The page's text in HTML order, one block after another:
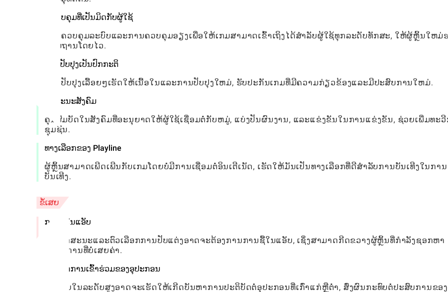
ຜູ້ຄວບຄຸມທີ່ເປັນມິດກັບຜູ້ໃຊ້
ການຄວບຄຸມລະບົບແລະການຄວບຄຸມອຽງເພື່ອໃຫ້ເກມສາມາດເຂົ້າເຖິງໄດ້ສໍາລັບຜູ້ໃຊ້ທຸກລະດັບທັກສະ, ໃຫ້ຜູ້ຫຼິ້ນໃຫມ່
ຮູ້ພື້ນຖານໂດຍໄວ.
ການປັບປຸງເປັນປົກກະຕິ
ການປັບປຸງເລື້ອຍໆເຮັດໃຫ້ເນື້ອໃນແລະການປັບປຸງໃຫມ່, ຮັບປະກັນເກມທີ່ມີຄວາມກ່ຽວຂ້ອງແລະມີປະສົບການໃຫມ່.
ລັກສະນະສັງຄົມ
ຄຸນສົມບັດໃນສັງຄົມທີ່ອະນຸຍາດໃຫ້ຜູ້ໃຊ້ເຊື່ອມຕໍ່ກັບຫມູ່, ແບ່ງປັນຜົນງານ, ແລະແຂ່ງຂັນໃນການແຂ່ງຂັນ, ຊ່ວຍເພີ່ມທະວີ
ຊຸມຊົນ.
ທາງເລືອກຂອງ Playline
ຜູ້ຫຼິ້ນສາມາດເພີດເພີນກັບເກມໂດຍບໍ່ມີການເຊື່ອມຕໍ່ອິນເຕີເນັດ, ເຮັດໃຫ້ມັນເປັນທາງເລືອກທີ່ດີສໍາລັບການບັນເທີງໃນການ
ບັນເທີງ.
ຂໍ້ເສຍ
ການຊື້ໃນແອັບ
ບາງລັກສະນະແລະຕົວເລືອກການປັບແຕ່ງອາດຈະຕ້ອງການການຊື້ໃນແອັບ, ເຊິ່ງສາມາດກີດຂວາງຜູ້ຫຼິ້ນທີ່ກໍາລັງຊອກຫາ
ປະສົບການທີ່ບໍ່ເສຍຄ່າ.
ຂໍ້ຈໍາກັດການເຂົ້າຮ່ວມຂອງອຸປະກອນ
ຮູບພາບໃນລະດັບສູງອາດຈະເຮັດໃຫ້ເກີດບັນຫາການປະຕິບັດຕໍ່ອຸປະກອນທີ່ເກົ່າແກ່ຫຼືຕ່ໍາ, ສົ່ງຜົນກະທົບຕໍ່ປະສົບການຂອ